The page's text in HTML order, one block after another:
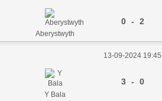
Aberystwyth
0 - 2
13-09-2024 19:45
Y Bala
3 - 0